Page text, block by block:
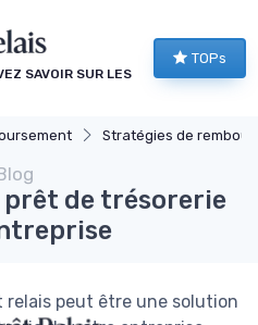
SAVOIR SUR LES
TOPs
Stratégies de
de trésorerie
relais peut être une solution